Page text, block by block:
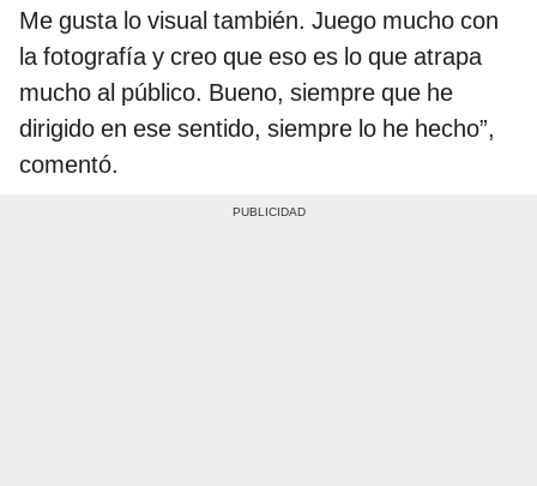
Me gusta lo visual también. Juego mucho con
la fotografía y creo que eso es lo que atrapa
mucho al público. Bueno, siempre que he
dirigido en ese sentido, siempre lo he hecho”,
comentó.